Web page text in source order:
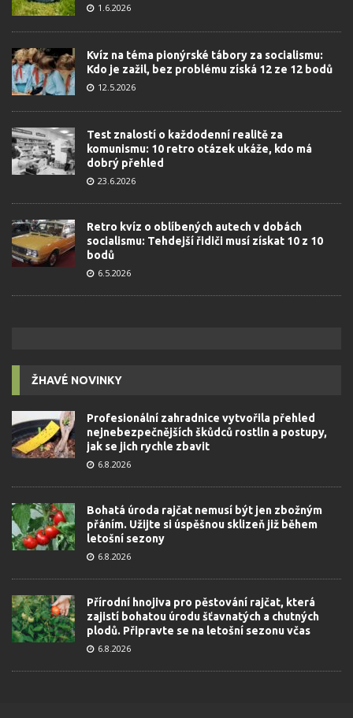
1.6.2026
Kvíz na téma pionýrské tábory za socialismu:
Kdo je zažil, bez problému získá 12 ze 12 bodů
12.5.2026
Test znalostí o každodenní realitě za
komunismu: 10 retro otázek ukáže, kdo má
dobrý přehled
23.6.2026
Retro kvíz o oblíbených autech v dobách
socialismu: Tehdejší řidiči musí získat 10 z 10
bodů
6.5.2026
ŽHAVÉ NOVINKY
Profesionální zahradnice vytvořila přehled
nejnebezpečnějších škůdců rostlin a postupy,
jak se jich rychle zbavit
6.8.2026
Bohatá úroda rajčat nemusí být jen zbožným
přáním. Užijte si úspěšnou sklizeň již během
letošní sezony
6.8.2026
Přírodní hnojiva pro pěstování rajčat, která
zajistí bohatou úrodu šťavnatých a chutných
plodů. Připravte se na letošní sezonu včas
6.8.2026